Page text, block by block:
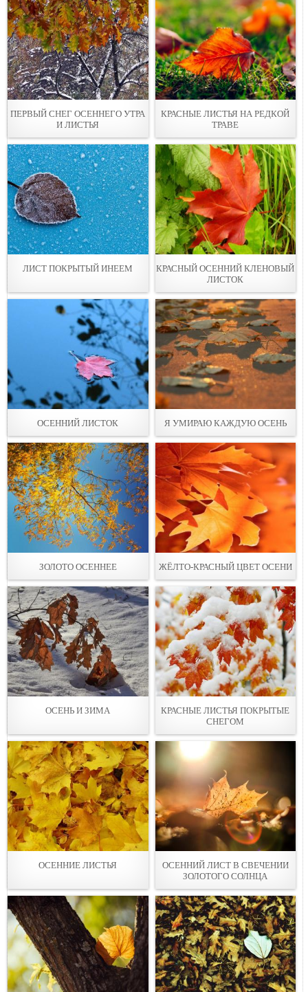
ПЕРВЫЙ СНЕГ ОСЕННЕГО УТРА
И ЛИСТЬЯ
КРАСНЫЕ ЛИСТЬЯ НА РЕДКОЙ
ТРАВЕ
ЛИСТ ПОКРЫТЫЙ ИНЕЕМ
КРАСНЫЙ ОСЕННИЙ КЛЕНОВЫЙ
ЛИСТОК
ОСЕННИЙ ЛИСТОК Я УМИРАЮ КАЖДУЮ ОСЕНЬ
ЗОЛОТО ОСЕННЕЕ ЖЁЛТО-КРАСНЫЙ ЦВЕТ ОСЕНИ
ОСЕНЬ И ЗИМА
КРАСНЫЕ ЛИСТЬЯ ПОКРЫТЫЕ
СНЕГОМ
ОСЕННИЕ ЛИСТЬЯ
ОСЕННИЙ ЛИСТ В СВЕЧЕНИИ
ЗОЛОТОГО СОЛНЦА